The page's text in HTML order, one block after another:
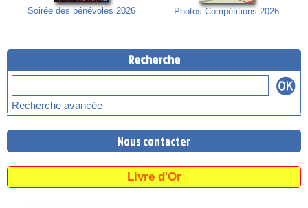
Soirée des bénévoles 2026 Photos Compétitions 2026
Recherche
Recherche avancée
Nous contacter
Livre d'Or